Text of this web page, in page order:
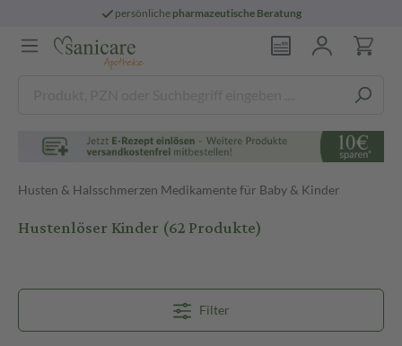
persönliche pharmazeutische Beratung
Husten & Halsschmerzen Medikamente für Baby & Kinder
Hustenlöser Kinder (62 Produkte)
Filter